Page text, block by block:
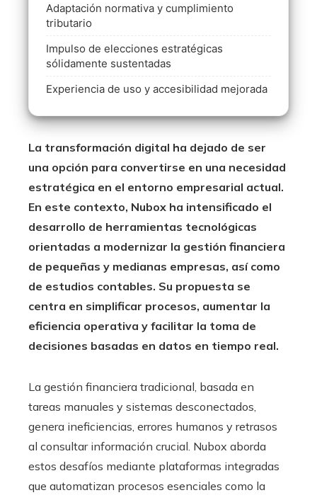
Adaptación normativa y cumplimiento
tributario
Impulso de elecciones estratégicas
sólidamente sustentadas
Experiencia de uso y accesibilidad mejorada
La transformación digital ha dejado de ser
una opción para convertirse en una necesidad
estratégica en el entorno empresarial actual.
En este contexto, Nubox ha intensificado el
desarrollo de herramientas tecnológicas
orientadas a modernizar la gestión financiera
de pequeñas y medianas empresas, así como
de estudios contables. Su propuesta se
centra en simplificar procesos, aumentar la
eficiencia operativa y facilitar la toma de
decisiones basadas en datos en tiempo real.
La gestión financiera tradicional, basada en
tareas manuales y sistemas desconectados,
genera ineficiencias, errores humanos y retrasos
al consultar información crucial. Nubox aborda
estos desafíos mediante plataformas integradas
que automatizan procesos esenciales como la